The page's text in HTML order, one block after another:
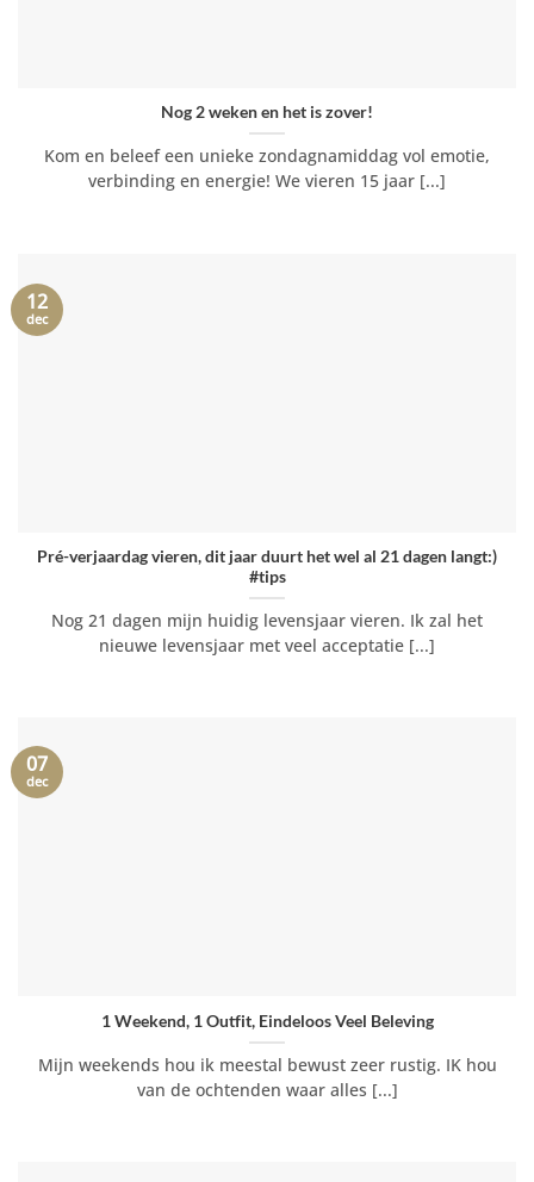
Nog 2 weken en het is zover!
Kom en beleef een unieke zondag­na­middag vol emotie,
verbin­ding en energie! We vieren 15 jaar [...]
Pré-verjaardag vieren, dit jaar duurt het wel al 21 dagen langt:)
#tips
Nog 21 dagen mijn huidig levensjaar vieren. Ik zal het
nieuwe levensjaar met veel acceptatie [...]
12
dec
1 Weekend, 1 Outfit, Eindeloos Veel Beleving
Mijn weekends hou ik meestal bewust zeer rustig. IK hou
van de ochtenden waar alles [...]
07
dec